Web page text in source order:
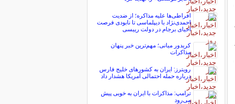
افراطی‌ها علیه مذاکره؛ از ضدیت
احمدی‌نژاد با دیپلماسی تا نابودی فرصت
احیای برجام در دولت رییسی
کریدور میانی؛ مهم‌ترین خبر پنهان
مذاکرات
رویترز: ایران به کشورهای خلیج فارس
درباره حمله احتمالی آمریکا هشدار داد
ترامپ: مذاکرات با ایران به خوبی پیش
می‌رود